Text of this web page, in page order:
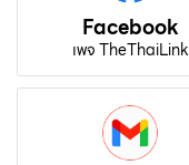
Facebook
เพจ TheThaiLink